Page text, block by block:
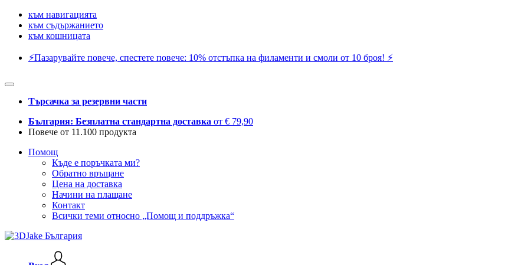
към навигацията
към съдържанието
към кошницата
⚡️Пазарувайте повече, спестете повече: 10% отстъпка на филаменти и смоли от 10 броя! ⚡️
Търсачка за резервни части
България: Безплатна стандартна доставка от € 79,90
Повече от 11.100 продукта
Помощ
Къде е поръчката ми?
Обратно връщане
Цена на доставка
Начини на плащане
Контакт
Всички теми относно „Помощ и поддръжка“